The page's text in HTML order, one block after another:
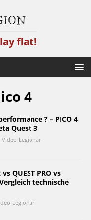
flat!
4
? – PICO 4
Quest 3
Video-Legionär
QUEST PRO vs
technische
Legionär